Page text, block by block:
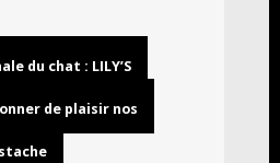
du chat : LILY’S
de plaisir nos